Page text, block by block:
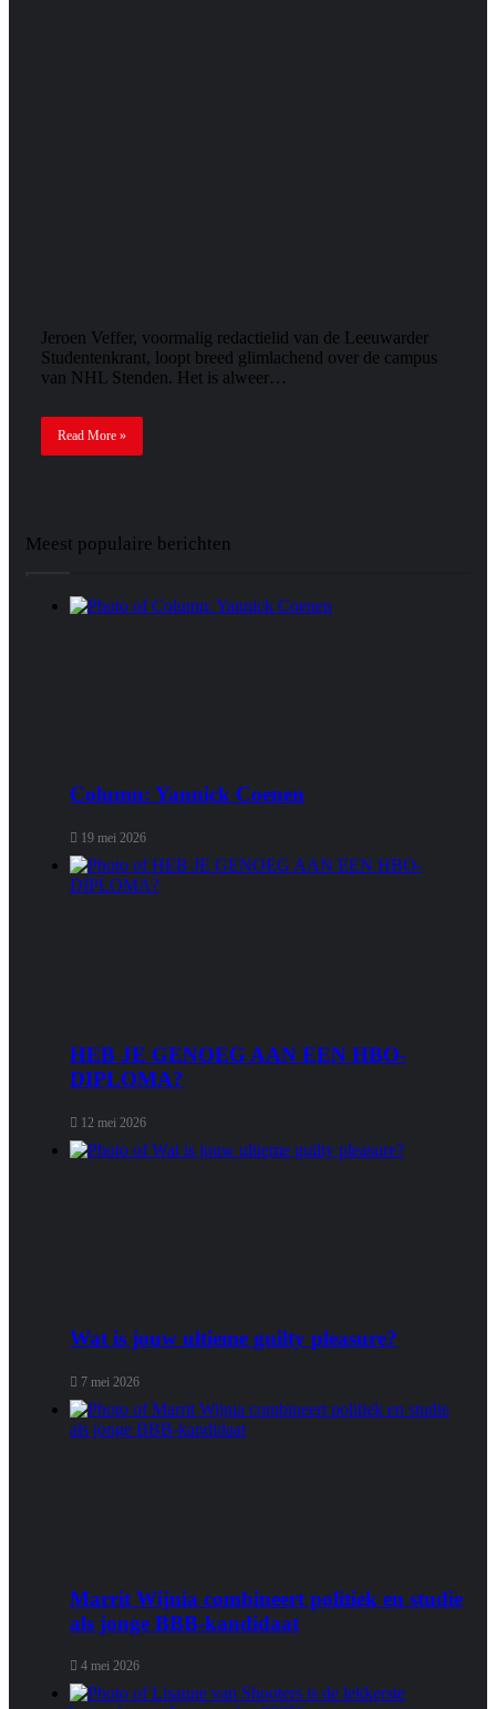
Jeroen Veffer, voormalig redactielid van de Leeuwarder
Studentenkrant, loopt breed glimlachend over de campus
van NHL Stenden. Het is alweer…
Read More »
Meest populaire berichten
Column: Yannick Coenen
19 mei 2026
HEB JE GENOEG AAN EEN HBO-
DIPLOMA?
12 mei 2026
Wat is jouw ultieme guilty pleasure?
7 mei 2026
Marrit Wijnia combineert politiek en studie
als jonge BBB‑kandidaat
4 mei 2026